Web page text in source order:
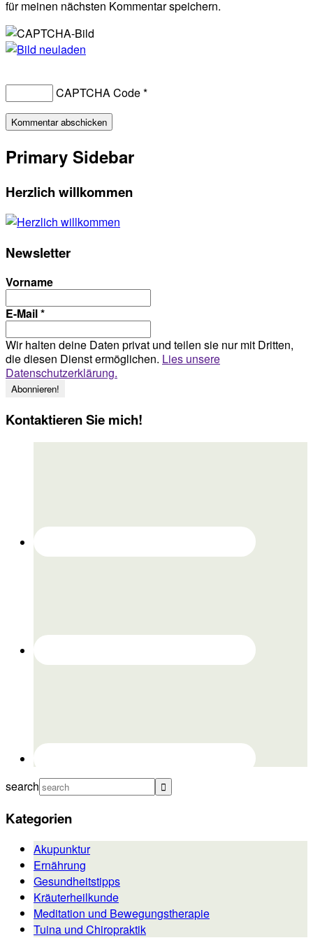
für meinen nächsten Kommentar speichern.
CAPTCHA Code*
Primary Sidebar
Herzlich willkommen
Newsletter
Vorname
E-Mail*
Wir halten deine Daten privat und teilen sie nur mit Dritten,
die diesen Dienst ermöglichen. Lies unsere
Datenschutzerklärung.
Kontaktieren Sie mich!
search
Kategorien
Akupunktur
Ernährung
Gesundheitstipps
Kräuterheilkunde
Meditation und Bewegungstherapie
Tuina und Chiropraktik